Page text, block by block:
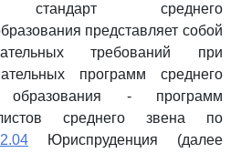
стандарт среднего
представляет собой
требований при
программ среднего
образования - программ
среднего звена по
Юриспруденция (далее